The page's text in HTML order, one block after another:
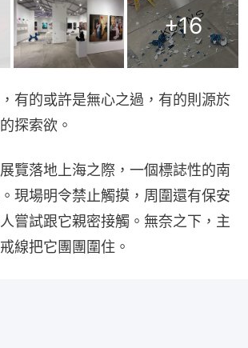
+16
有的或許是無心之過，有的則源於
探索欲。
覽落地上海之際，一個標誌性的南
現場明令禁止觸摸，周圍還有保安
嘗試跟它親密接觸。無奈之下，主
線把它團團圍住。